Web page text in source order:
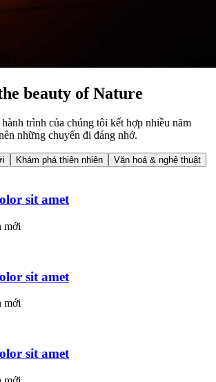
beauty of Nature
trình của chúng tôi kết hợp nhiều năm
những chuyến đi đáng nhớ.
Khám phá thiên nhiên Văn hoá & nghệ thuật
sit amet
mới
sit amet
mới
sit amet